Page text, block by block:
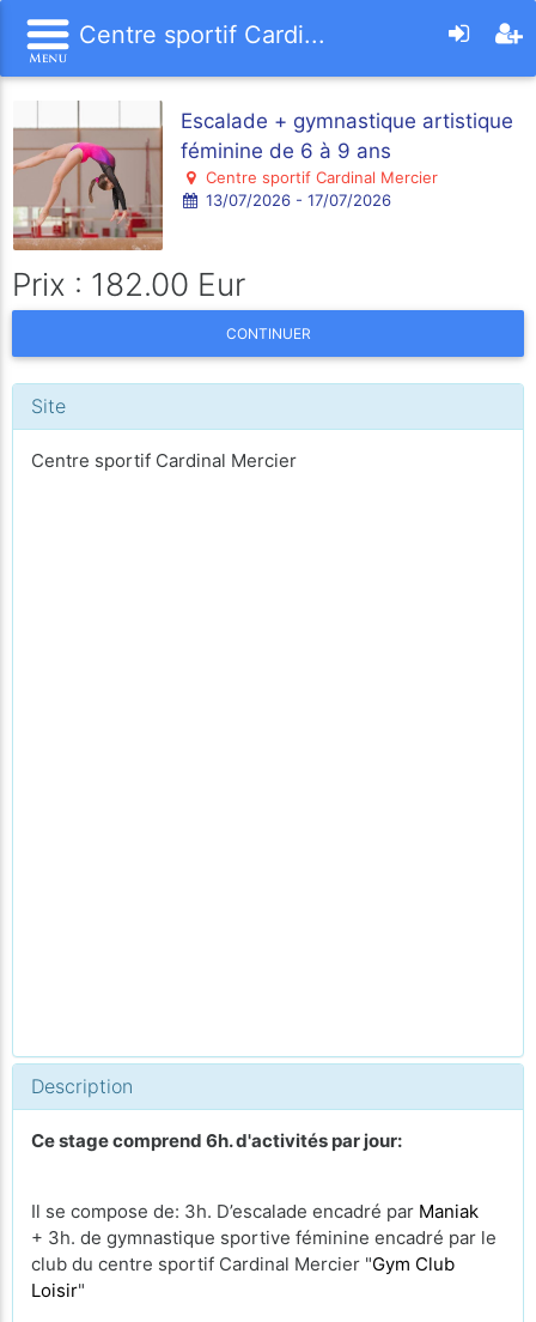
Centre sportif Cardi...
Escalade + gymnastique artistique
féminine de 6 à 9 ans
Centre sportif Cardinal Mercier
13/07/2026 - 17/07/2026
Prix : 182.00 Eur
CONTINUER
Site
Centre sportif Cardinal Mercier
Description
Ce stage comprend 6h. d'activités par jour:
Il se compose de: 3h. D’escalade encadré par Maniak
+ 3h. de gymnastique sportive féminine encadré par le
club du centre sportif Cardinal Mercier "Gym Club
Loisir"